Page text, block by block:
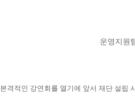
운영지원
본격적인 강연회를 열기에 앞서 재단 설립